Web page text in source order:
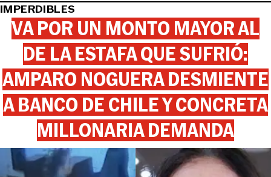
IMPERDIBLES
VA POR UN MONTO MAYOR AL
DE LA ESTAFA QUE SUFRIÓ:
AMPARO NOGUERA DESMIENTE
A BANCO DE CHILE Y CONCRETA
MILLONARIA DEMANDA